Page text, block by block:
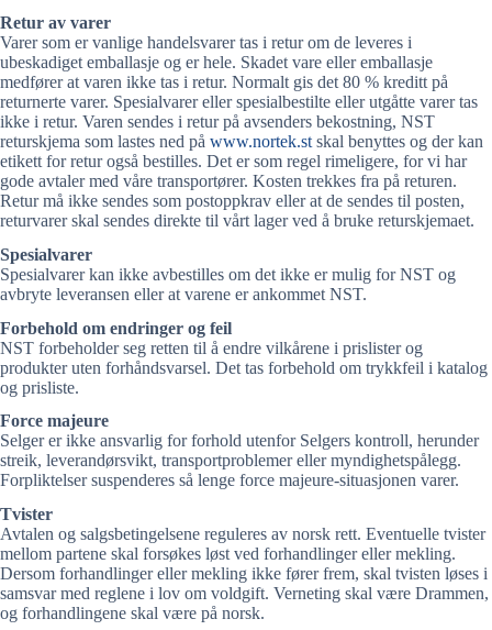
Retur av varer
Varer som er vanlige handelsvarer tas i retur om de leveres i
ubeskadiget emballasje og er hele. Skadet vare eller emballasje
medfører at varen ikke tas i retur. Normalt gis det 80 % kreditt på
returnerte varer. Spesialvarer eller spesialbestilte eller utgåtte varer tas
ikke i retur. Varen sendes i retur på avsenders bekostning, NST
returskjema som lastes ned på www.nortek.st skal benyttes og der kan
etikett for retur også bestilles. Det er som regel rimeligere, for vi har
gode avtaler med våre transportører. Kosten trekkes fra på returen.
Retur må ikke sendes som postoppkrav eller at de sendes til posten,
returvarer skal sendes direkte til vårt lager ved å bruke returskjemaet.
Spesialvarer
Spesialvarer kan ikke avbestilles om det ikke er mulig for NST og
avbryte leveransen eller at varene er ankommet NST.
Forbehold om endringer og feil
NST forbeholder seg retten til å endre vilkårene i prislister og
produkter uten forhåndsvarsel. Det tas forbehold om trykkfeil i katalog
og prisliste.
Force majeure
Selger er ikke ansvarlig for forhold utenfor Selgers kontroll, herunder
streik, leverandørsvikt, transportproblemer eller myndighetspålegg.
Forpliktelser suspenderes så lenge force majeure-situasjonen varer.
Tvister
Avtalen og salgsbetingelsene reguleres av norsk rett. Eventuelle tvister
mellom partene skal forsøkes løst ved forhandlinger eller mekling.
Dersom forhandlinger eller mekling ikke fører frem, skal tvisten løses i
samsvar med reglene i lov om voldgift. Verneting skal være Drammen,
og forhandlingene skal være på norsk.